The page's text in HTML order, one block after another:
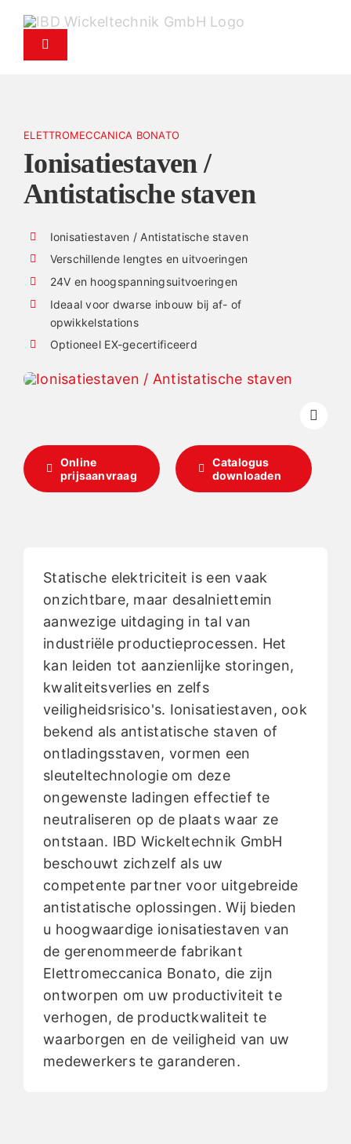
inhoudNavigatie
Service
Onderdelenservice
Bedrijf
Nieuws
ELETTROMECCANICA BONATO
Ionisatiestaven /
Antistatische staven
Ionisatiestaven / Antistatische staven
Verschillende lengtes en uitvoeringen
24V en hoogspanningsuitvoeringen
Ideaal voor dwarse inbouw bij af- of
opwikkelstations
Optioneel EX-gecertificeerd
Online
prijsaanvraag
Catalogus
downloaden
Statische elektriciteit is een vaak
onzichtbare, maar desalniettemin
aanwezige uitdaging in tal van
industriële productieprocessen. Het
kan leiden tot aanzienlijke storingen,
kwaliteitsverlies en zelfs
veiligheidsrisico's. Ionisatiestaven, ook
bekend als antistatische staven of
ontladingsstaven, vormen een
sleuteltechnologie om deze
ongewenste ladingen effectief te
neutraliseren op de plaats waar ze
ontstaan. IBD Wickeltechnik GmbH
beschouwt zichzelf als uw
competente partner voor uitgebreide
antistatische oplossingen. Wij bieden
u hoogwaardige ionisatiestaven van
de gerenommeerde fabrikant
Elettromeccanica Bonato, die zijn
ontworpen om uw productiviteit te
verhogen, de productkwaliteit te
waarborgen en de veiligheid van uw
medewerkers te garanderen.